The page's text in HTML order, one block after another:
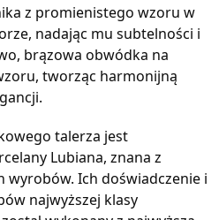
z promienistego wzoru w
nadając mu subtelności i
brązowa obwódka na
tworząc harmonijną
talerza jest
Lubiana, znana z
wyrobów. Ich doświadczenie i
najwyższej klasy